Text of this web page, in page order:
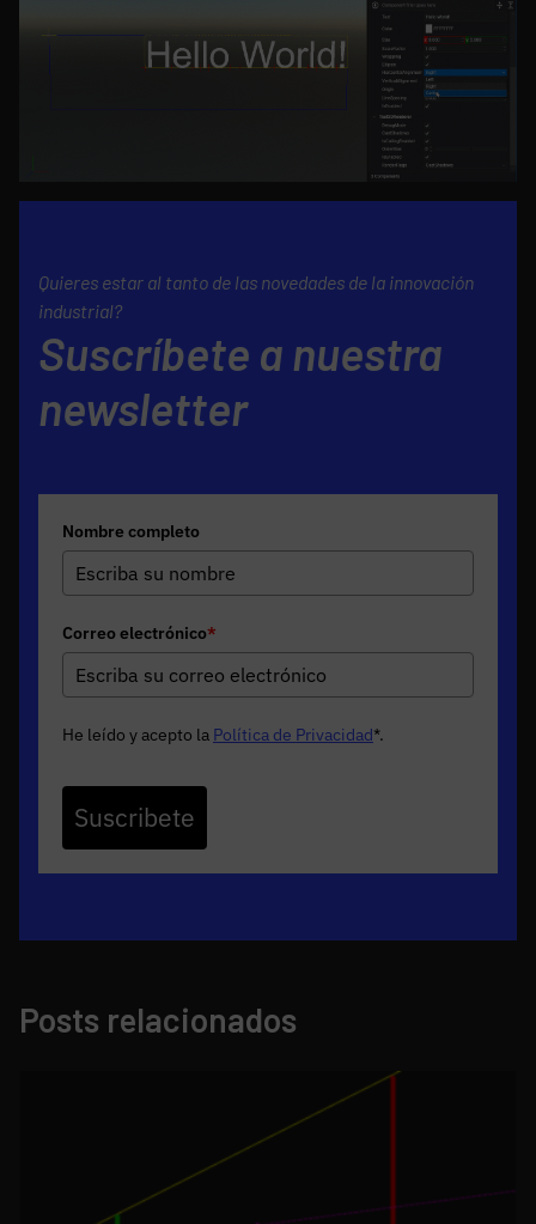
Quieres estar al tanto de las novedades de la innovación
industrial?
Suscríbete a nuestra
newsletter
Nombre completo
Correo electrónico*
He leído y acepto la Política de Privacidad*.
Suscribete
Posts relacionados